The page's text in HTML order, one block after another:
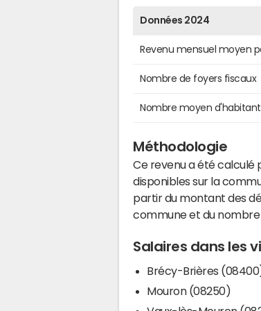
Données 2024
Revenu mensuel moyen
Nombre de foyers fiscaux
Nombre moyen
Méthodologie
Ce revenu a été calculé
disponibles sur la
partir du montant des
commune et du nombre
Salaires dans les
Brécy-Brières
Mouron (08250)